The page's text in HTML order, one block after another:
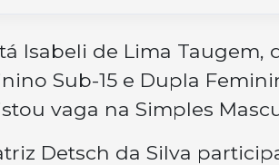
Isabeli de Lima Taugem,
Sub-15 e Dupla
vaga na Simples
Detsch da Silva